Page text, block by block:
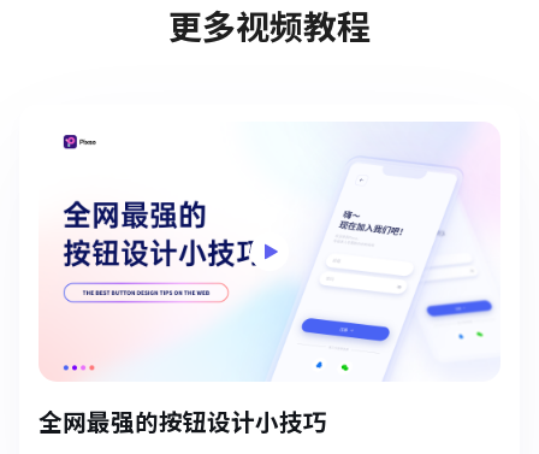
更多视频教程
全网最强的按钮设计小技巧